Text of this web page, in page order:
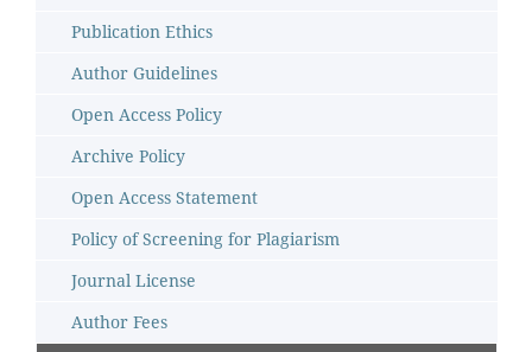
Publication Ethics
Author Guidelines
Open Access Policy
Archive Policy
Open Access Statement
Policy of Screening for Plagiarism
Journal License
Author Fees